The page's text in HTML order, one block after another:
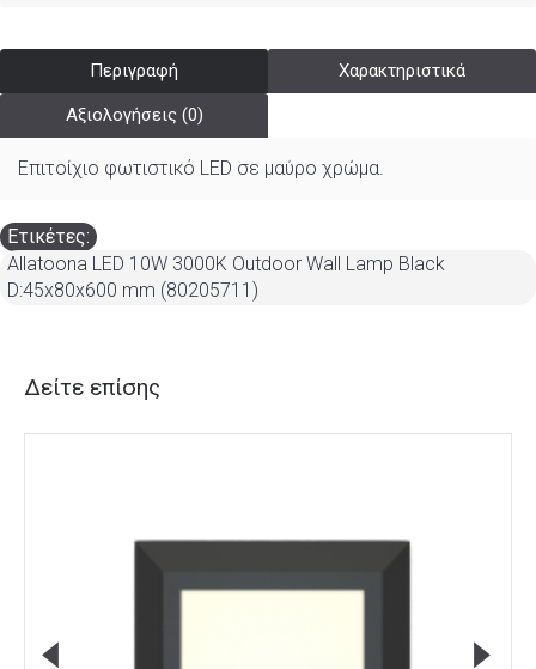
Περιγραφή Χαρακτηριστικά
Αξιολογήσεις (0)
Επιτοίχιο φωτιστικό LED σε μαύρο χρώμα.
Ετικέτες:
Allatoona LED 10W 3000K Outdoor Wall Lamp Black
D:45x80x600 mm (80205711)
Δείτε επίσης